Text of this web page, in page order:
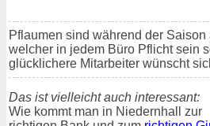
Pflaumen sind während der Saison
welcher in jedem Büro Pflicht sein
glücklichere Mitarbeiter wünscht
Das ist vielleicht auch interessant:
Wie kommt man in Niedernhall zur